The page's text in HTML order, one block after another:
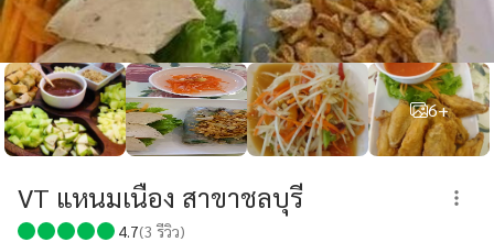
6+
VT แหนมเนือง สาขาชลบุรี
4.7(3 รีวิว)